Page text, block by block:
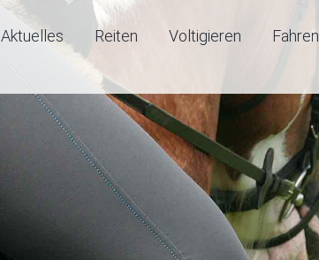
Aktuelles Reiten Voltigieren Fahren